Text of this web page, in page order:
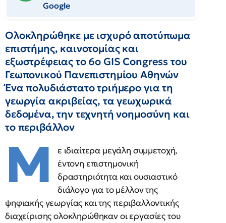
Google
Ολοκληρώθηκε με ισχυρό αποτύπωμα
επιστήμης, καινοτομίας και
εξωστρέφειας το 6ο GIS Congress του
Γεωπονικού Πανεπιστημίου Αθηνών
Ένα πολυδιάστατο τριήμερο για τη
γεωργία ακριβείας, τα γεωχωρικά
δεδομένα, την τεχνητή νοημοσύνη και
το περιβάλλον
Μ
ε ιδιαίτερα μεγάλη συμμετοχή,
έντονη επιστημονική
δραστηριότητα και ουσιαστικό
διάλογο για το μέλλον της
ψηφιακής γεωργίας και της περιβαλλοντικής
διαχείρισης ολοκληρώθηκαν οι εργασίες του